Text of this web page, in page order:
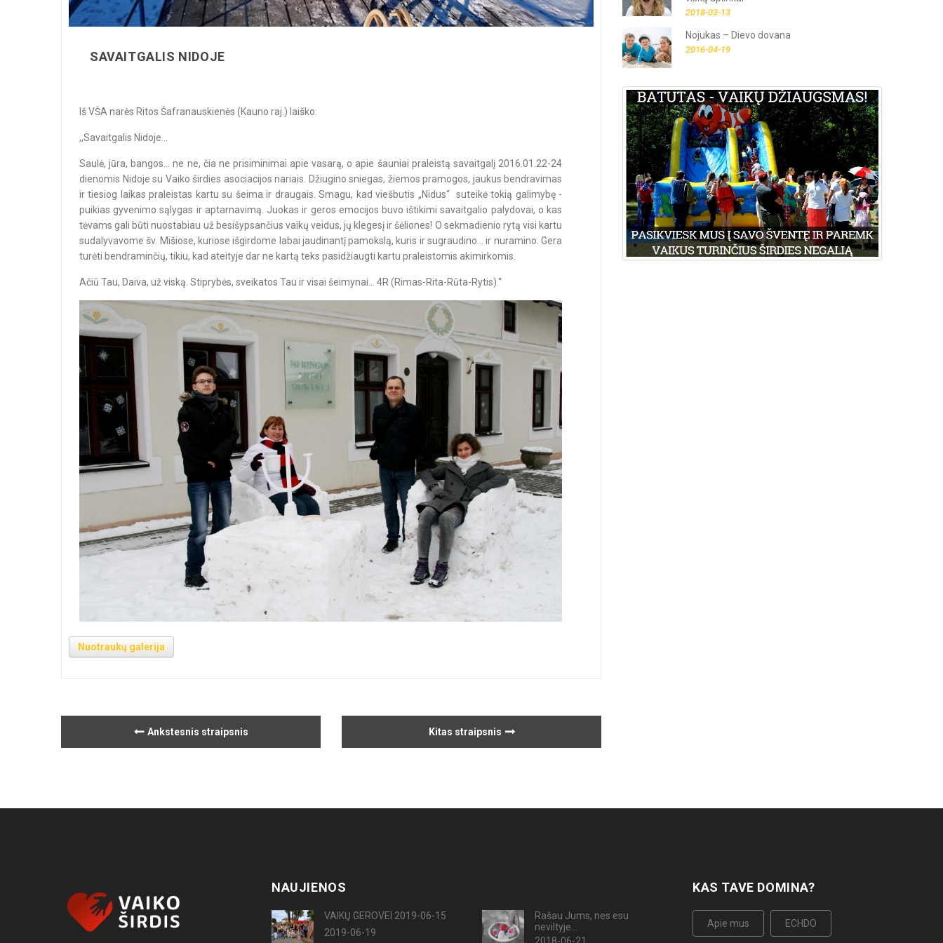
SAVAITGALIS NIDOJE
Iš VŠA narės Ritos Šafranauskienės (Kauno raj.) laiško:
,,Savaitgalis Nidoje...
Saulė, jūra, bangos... ne ne, čia ne prisiminimai apie vasarą, o apie šauniai praleistą savaitgalį 2016.01.22-24
dienomis Nidoje su Vaiko širdies asociacijos nariais. Džiugino sniegas, žiemos pramogos, jaukus bendravimas
ir tiesiog laikas praleistas kartu su šeima ir draugais. Smagu, kad viešbutis „Nidus“ suteikė tokią galimybę -
puikias gyvenimo sąlygas ir aptarnavimą. Juokas ir geros emocijos buvo ištikimi savaitgalio palydovai, o kas
tėvams gali būti nuostabiau už besišypsančius vaikų veidus, jų klegesį ir šėliones! O sekmadienio rytą visi kartu
sudalyvavome šv. Mišiose, kuriose išgirdome labai jaudinantį pamokslą, kuris ir sugraudino... ir nuramino. Gera
turėti bendraminčių, tikiu, kad ateityje dar ne kartą teks pasidžiaugti kartu praleistomis akimirkomis.
Ačiū Tau, Daiva, už viską. Stiprybės, sveikatos Tau ir visai šeimynai... 4R (Rimas-Rita-Rūta-Rytis).“
Nuotraukų galerija
Ankstesnis straipsnis Kitas straipsnis
2018-03-13
Nojukas – Dievo dovana
2016-04-19
NAUJIENOS
VAIKŲ GEROVEI 2019-06-15
2019-06-19
Rašau Jums, nes esu
neviltyje...
KAS TAVE DOMINA?
Apie mus ECHDO